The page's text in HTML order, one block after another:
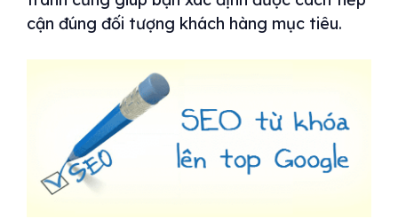
cận đúng đối tượng khách hàng mục tiêu.